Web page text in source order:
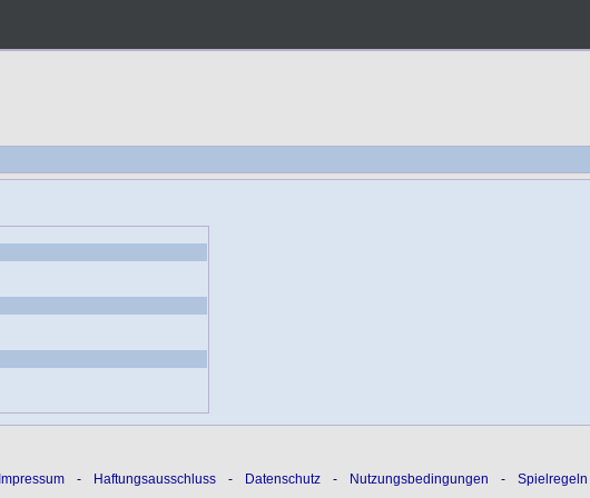
Impressum - Haftungsausschluss - Datenschutz - Nutzungsbedingungen - Spielregeln